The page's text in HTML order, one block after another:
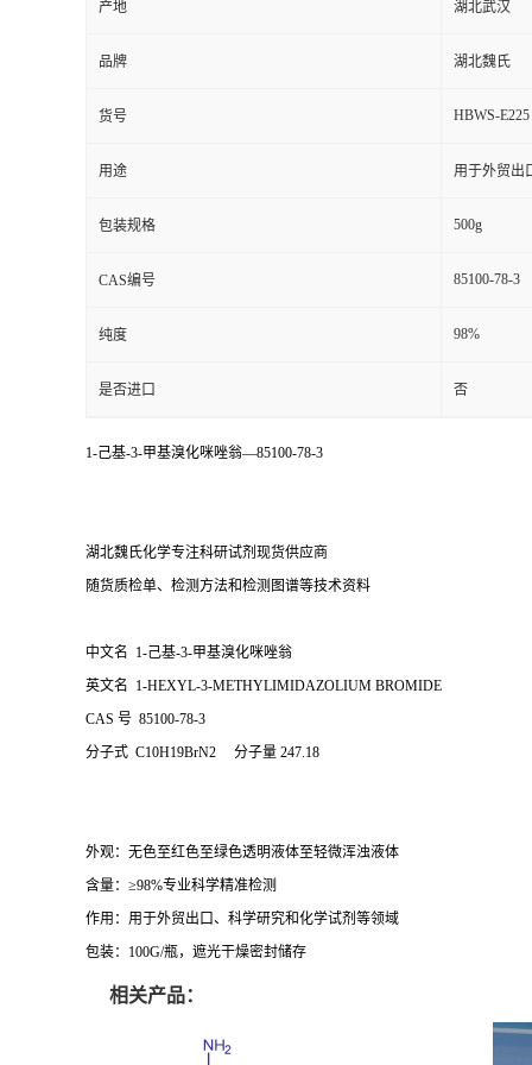
产地 湖北武汉
品牌 湖北魏氏
货号 HBWS-E225
用途 用于外贸出
包装规格 500g
CAS编号 85100-78-3
纯度 98%
是否进口 否
1-己基-3-甲基溴化咪唑翁—85100-78-3
湖北魏氏化学专注科研试剂现货供应商
随货质检单、检测方法和检测图谱等技术资料
中文名 1-己基-3-甲基溴化咪唑翁
英文名 1-HEXYL-3-METHYLIMIDAZOLIUM BROMIDE
CAS 号 85100-78-3
分子式 C10H19BrN2 分子量 247.18
外观：无色至红色至绿色透明液体至轻微浑浊液体
含量：≥98%专业科学精准检测
作用：用于外贸出口、科学研究和化学试剂等领域
包装：100G/瓶，遮光干燥密封储存
相关产品：